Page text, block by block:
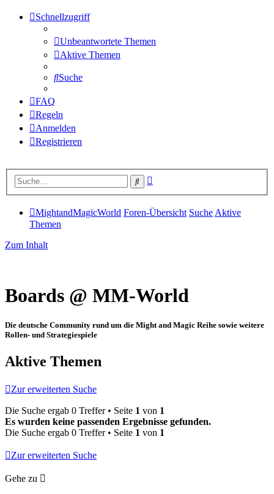
Schnellzugriff
Unbeantwortete Themen
Aktive Themen
Suche
FAQ
Regeln
Anmelden
Registrieren
Suche
MightandMagicWorld Foren-Übersicht Suche Aktive
Themen
Zum Inhalt
Boards @ MM-World
Die deutsche Community rund um die Might and Magic Reihe sowie weitere
Rollen- und Strategiespiele
Aktive Themen
Zur erweiterten Suche
Die Suche ergab 0 Treffer • Seite 1 von 1
Es wurden keine passenden Ergebnisse gefunden.
Die Suche ergab 0 Treffer • Seite 1 von 1
Zur erweiterten Suche
Gehe zu